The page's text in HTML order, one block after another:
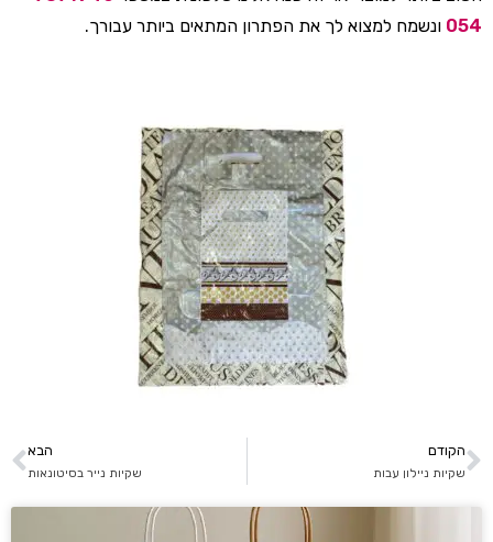
054 ונשמח למצוא לך את הפתרון המתאים ביותר עבורך.
הקודם
שקיות ניילון עבות
הבא
שקיות נייר בסיטונאות